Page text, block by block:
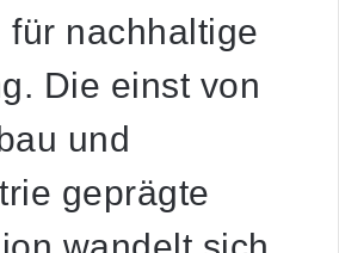
für nachhaltige
Die einst von
und
geprägte